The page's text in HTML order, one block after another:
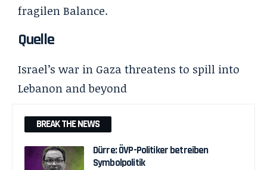
fragilen Balance.
Quelle
Israel’s war in Gaza threatens to spill into
Lebanon and beyond
BREAK THE NEWS
Dürre: ÖVP-Politiker betreiben
Symbolpolitik